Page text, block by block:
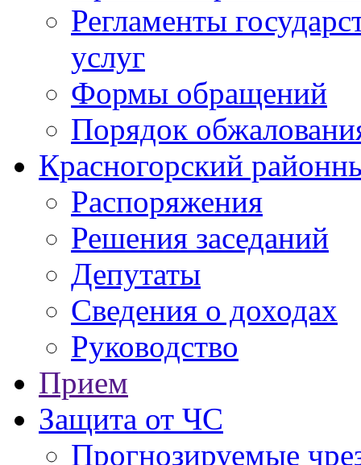
Регламенты
услуг
Формы обращений
Порядок
Красногорский
Распоряжения
Решения заседаний
Депутаты
Сведения о доходах
Руководство
Прием
Защита от ЧС
Прогнозируемые